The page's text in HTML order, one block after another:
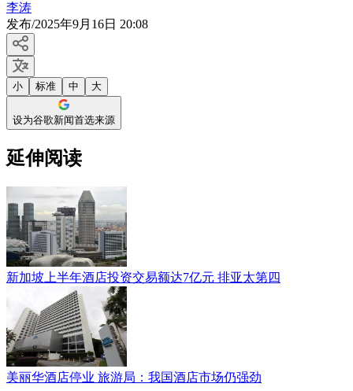
李涛
发布/2025年9月16日 20:08
小 标准 中 大
设为谷歌新闻首选来源
延伸阅读
新加坡上半年酒店投资交易额达7亿元 排亚太第四
美丽华酒店停业 旅游局：我国酒店市场仍强劲